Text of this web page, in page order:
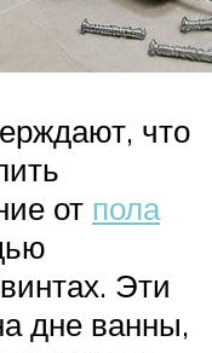
что
от пола
Эти
дне ванны,